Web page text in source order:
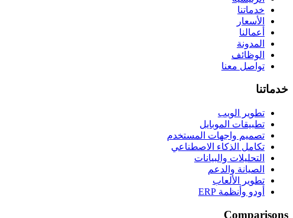
خدماتنا
الأسعار
أعمالنا
المدونة
الوظائف
تواصل معنا
خدماتنا
تطوير الويب
تطبيقات الموبايل
تصميم واجهات المستخدم
تكامل الذكاء الاصطناعي
التحليلات والبيانات
الصيانة والدعم
تطوير الألعاب
أودو وأنظمة ERP
Comparisons